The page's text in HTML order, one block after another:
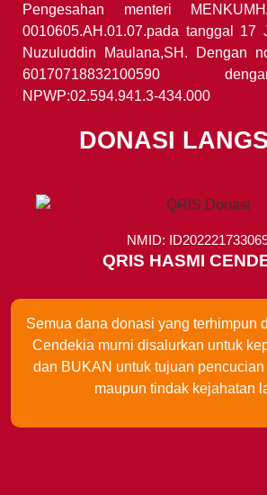
Pengesahan menteri
0010605.AH.01.07.pada tanggal 17
Nuzuluddin Maulana,SH. Dengan
60170718832100590
NPWP:02.594.941.3-434.000
DONASI
NMID:
QRIS HASMI
Semua dana donasi yang terhimpun
Cendekia murni disalurkan untuk
dan BUKAN untuk tujuan pencucian
maupun tindak kejahatan